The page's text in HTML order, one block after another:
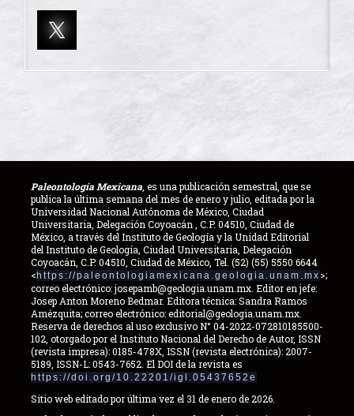
Paleontología Mexicana, es una publicación semestral, que se
publica la última semana del mes de enero y julio, editada por la
Universidad Nacional Autónoma de México, Ciudad
Universitaria, Delegación Coyoacán , C.P. 04510, Ciudad de
México, a través del Instituto de Geología y la Unidad Editorial
del Instituto de Geología, Ciudad Universitaria, Delegación
Coyoacán, C.P. 04510, Ciudad de México, Tel. (52) (55) 5550 6644
< https://paleontologiamexicana.geologia.unam.mx >;
correo electrónico: josepamb@geologia.unam.mx. Editor en jefe:
Josep Anton Moreno Bedmar. Editora técnica: Sandra Ramos
Amézquita; correo electrónico: editorial@geologia.unam.mx.
Reserva de derechos al uso exclusivo N° 04-2022-072810185500-
102, otorgado por el Instituto Nacional del Derecho de Autor, ISSN
(revista impresa): 0185-478X, ISSN (revista electrónica): 2007-
5189, ISSN-L: 0543-7652. El DOI de la revista es
https://doi.org/10.22201/igl.05437652e
Sitio web editado por última vez el 31 de enero de 2026.